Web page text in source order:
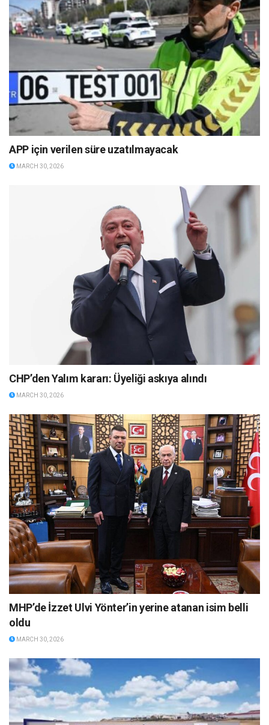
APP için verilen süre uzatılmayacak
MARCH 30, 2026
CHP’den Yalım kararı: Üyeliği askıya alındı
MARCH 30, 2026
MHP’de İzzet Ulvi Yönter’in yerine atanan isim belli
oldu
MARCH 30, 2026